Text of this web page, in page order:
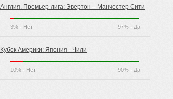
Англия. Премьер-лига: Эвертон – Манчестер Сити
3% - Нет 97% - Да
Кубок Америки: Япония - Чили
10% - Нет 90% - Да